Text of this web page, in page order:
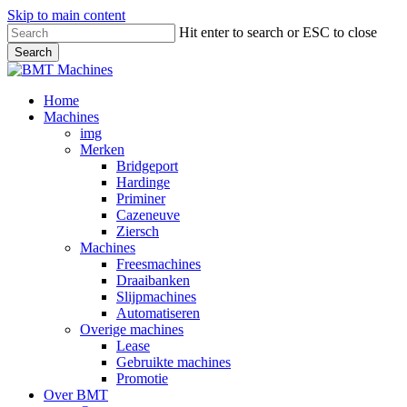
Skip to main content
Hit enter to search or ESC to close
Search
Close
Bekijk
onze
Home
Machines
img
Merken
Bridgeport
Hardinge
Priminer
Cazeneuve
Ziersch
Machines
Freesmachines
Draaibanken
Slijpmachines
Automatiseren
Overige machines
Lease
Gebruikte machines
Promotie
Over BMT